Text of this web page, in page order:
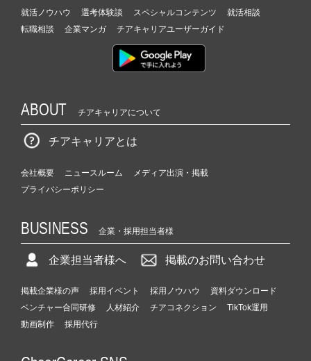
就活ノウハウ 選考体験談 スペシャルコンテンツ
就活相談
転職相談
企業マンガ チアキャリアユーザーガイド
ABOUT チアキャリアについて
チアキャリアとは
会社概要 ニュースルーム
メディア出演・掲載
プライバシーポリシー
BUSINESS 企業・採用担当者様
企業担当者様へ 掲載のお問い合わせ
掲載企業様の声 採用イベント 採用ノウハウ
資料ダウンロード
ベンチャー合同研修
人材紹介 チアコネクション
TikTok運用
動画制作
採用代行